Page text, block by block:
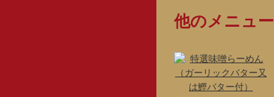
他のメニュー